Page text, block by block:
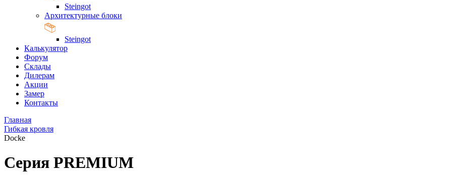
Steingot
Архитектурные блоки
Steingot
Калькулятор
Форум
Склады
Дилерам
Акции
Замер
Контакты
Главная
Гибкая кровля
Docke
Серия PREMIUM